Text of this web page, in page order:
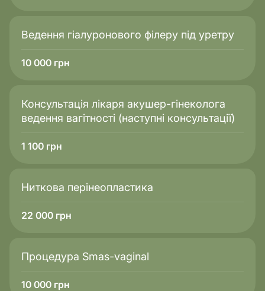
Ведення гіалуронового філеру під уретру
10 000 грн
Консультація лікаря акушер-гінеколога
ведення вагітності (наступні консультації)
1 100 грн
Ниткова перінеопластика
22 000 грн
Процедура Smas-vaginal
10 000 грн